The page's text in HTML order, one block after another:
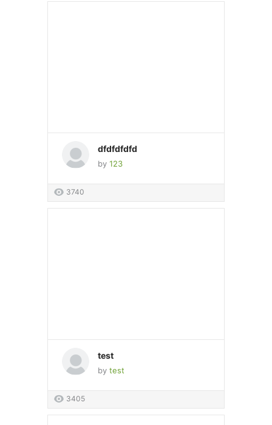
dfdfdfdfd
by 123
3740
test
by test
3405